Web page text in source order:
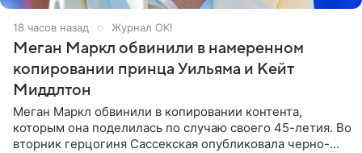
18 часов назад Журнал OK!
Меган Маркл обвинили в намеренном
копировании принца Уильяма и Кейт
Миддлтон
Меган Маркл обвинили в копировании контента,
которым она поделилась по случаю своего 45-летия. Во
вторник герцогиня Сассекская опубликовала черно-